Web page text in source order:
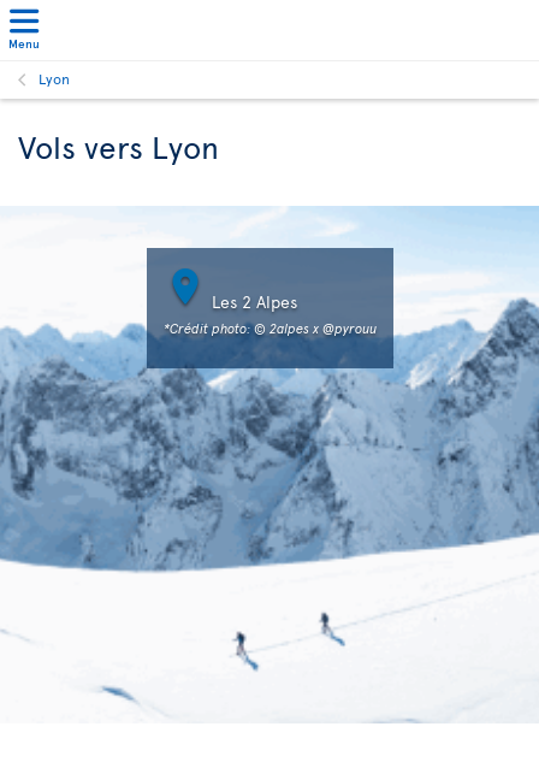
Menu
Lyon
Vols vers Lyon
 Les 2 Alpes
*Crédit photo: © 2alpes x @pyrouu